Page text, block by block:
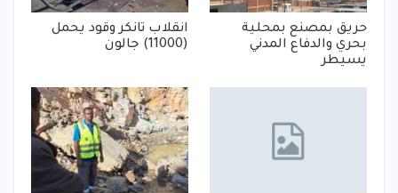
حريق بمصنع بمحلية
بحري والدفاع المدني
يسيطر
انقلاب تانكر وقود يحمل
(11000) جالون